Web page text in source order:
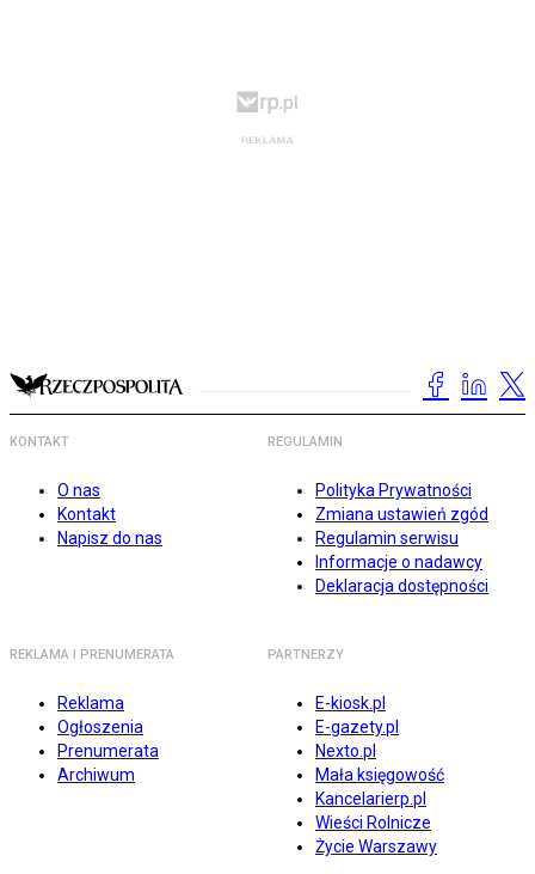
KONTAKT
O nas
Kontakt
Napisz do nas
REGULAMIN
Polityka Prywatności
Zmiana ustawień zgód
Regulamin serwisu
Informacje o nadawcy
Deklaracja dostępności
REKLAMA I PRENUMERATA
Reklama
Ogłoszenia
Prenumerata
Archiwum
PARTNERZY
E-kiosk.pl
E-gazety.pl
Nexto.pl
Mała księgowość
Kancelarierp.pl
Wieści Rolnicze
Życie Warszawy